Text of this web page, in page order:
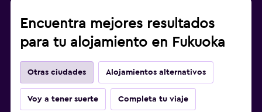
Encuentra mejores resultados
para tu alojamiento en Fukuoka
Otras ciudades Alojamientos alternativos
Voy a tener suerte Completa tu viaje